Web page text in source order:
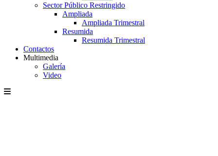
Sector Público Restringido
Ampliada
Ampliada Trimestral
Resumida
Resumida Trimestral
Contactos
Multimedia
Galería
Video